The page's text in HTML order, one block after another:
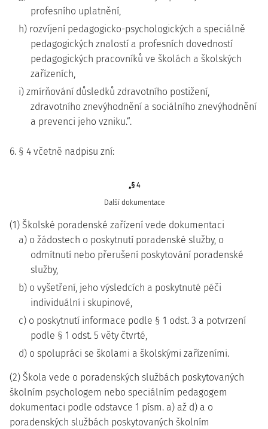
profesního uplatnění,
h) rozvíjení pedagogicko-psychologických a speciálně
pedagogických znalostí a profesních dovedností
pedagogických pracovníků ve školách a školských
zařízeních,
i) zmírňování důsledků zdravotního postižení,
zdravotního znevýhodnění a sociálního znevýhodnění
a prevenci jeho vzniku.“.
6. § 4 včetně nadpisu zní:
„§ 4
Další dokumentace
(1) Školské poradenské zařízení vede dokumentaci
a) o žádostech o poskytnutí poradenské služby, o
odmítnutí nebo přerušení poskytování poradenské
služby,
b) o vyšetření, jeho výsledcích a poskytnuté péči
individuální i skupinové,
c) o poskytnutí informace podle § 1 odst. 3 a potvrzení
podle § 1 odst. 5 věty čtvrté,
d) o spolupráci se školami a školskými zařízeními.
(2) Škola vede o poradenských službách poskytovaných
školním psychologem nebo speciálním pedagogem
dokumentaci podle odstavce 1 písm. a) až d) a o
poradenských službách poskytovaných školním